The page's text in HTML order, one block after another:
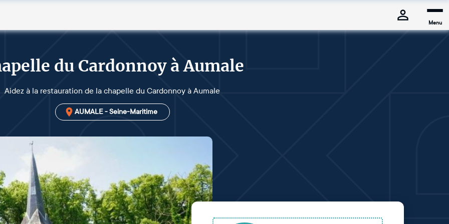
Menu
du Cardonnoy à Aumale
Aidez à la restauration de la chapelle du Cardonnoy à Aumale
AUMALE - Seine-Maritime